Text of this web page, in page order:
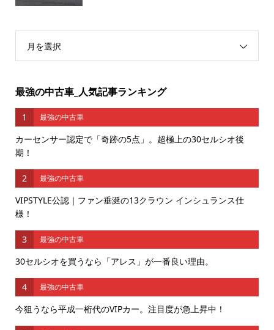
月を選択
最強の中古車_人気記事ランキング
1 最強の中古車
カーセンサー認定で「奇跡の5点」。超極上の30セルシオ後
期！
2 最強の中古車
VIPSTYLE公認｜ファン垂涎の13クラウン インシュランス仕
様！
3 最強の中古車
30セルシオを買うなら「アレス」が一番良い理由。
4 最強の中古車
今狙うなら平成一桁代のVIPカー。注目度が急上昇中！